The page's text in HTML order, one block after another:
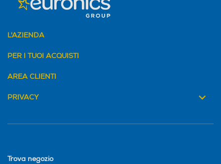
L'AZIENDA
PER I TUOI ACQUISTI
AREA CLIENTI
PRIVACY
Trova negozio